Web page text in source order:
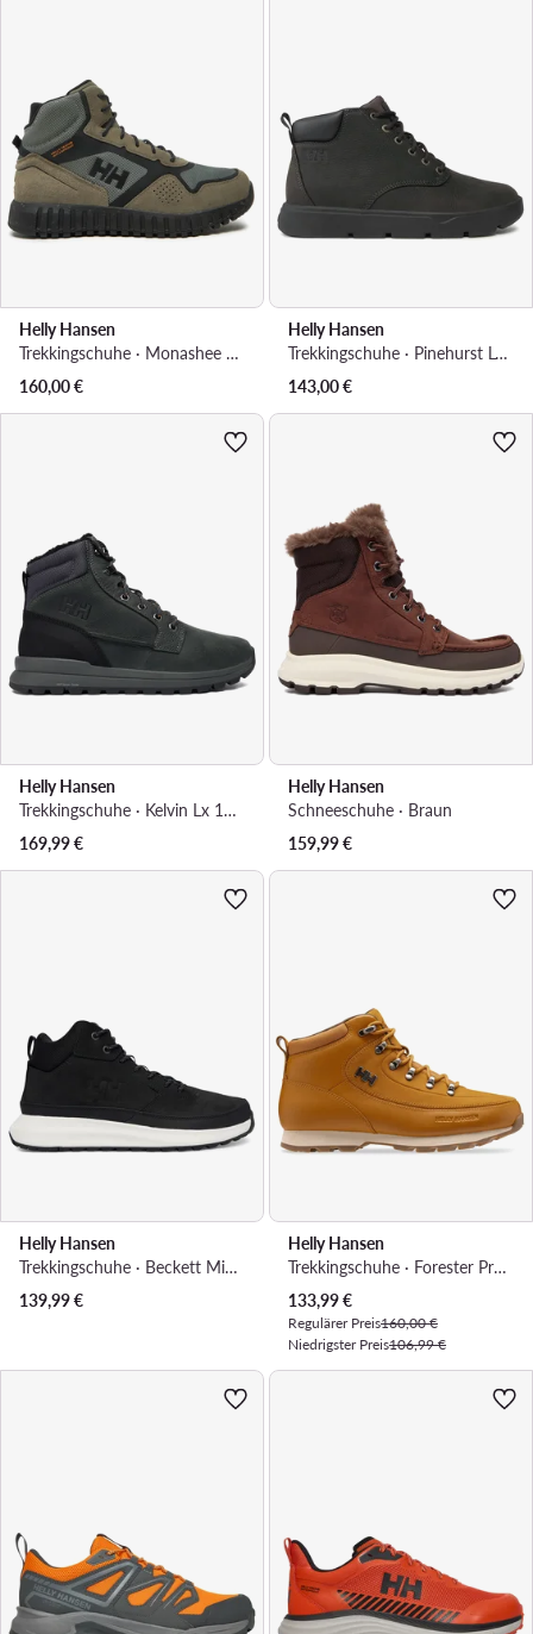
Helly Hansen
Trekkingschuhe · Monashee Ullr HT 11432 · Braun
160,00€
Helly Hansen
Trekkingschuhe · Pinehurst Leather 11738_713 · Braun
143,00€
Helly Hansen
Trekkingschuhe · Kelvin Lx 11892 · Grau
169,99€
Helly Hansen
Schneeschuhe · Braun
159,99€
Helly Hansen
Trekkingschuhe · Beckett Mid 12119_990 · Schwarz
139,99€
Helly Hansen
Trekkingschuhe · Forester Premium Winter Boots 12030 · Braun
Aktueller Preis
133,99€
Regulärer Preis160,00 €
Niedrigster Preis106,99 €